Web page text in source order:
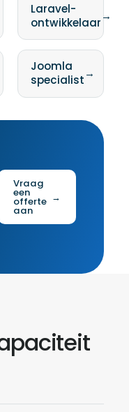
Laravel-
ontwikkelaar→
Joomla
specialist→
Vraag
een
offerte
aan
→